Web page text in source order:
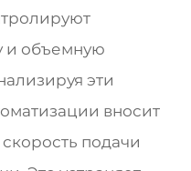
и объемную
эти
вносит
подачи